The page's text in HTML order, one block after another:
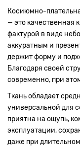
Косиюмно-
— это качественная
фактурой в виде
аккуратным и
держит форму и
Благодаря своей
современно, при
Ткань обладает
универсальной для
приятна на ощупь,
эксплуатации,
даже при